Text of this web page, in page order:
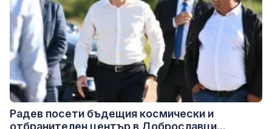
Радев посети бъдещия космически и